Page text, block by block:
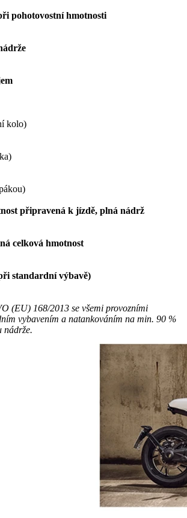
pohotovostní hmotnosti
kolo)
připravená k jízdě, plná nádrž
celková hmotnost
standardní výbavě)
(EU) 168/2013 se všemi provozními
vybavením a natankováním na min. 90 %
nádrže.